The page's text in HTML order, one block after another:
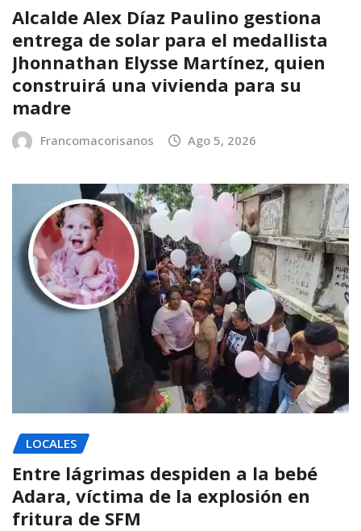
Alcalde Alex Díaz Paulino gestiona
entrega de solar para el medallista
Jhonnathan Elysse Martínez, quien
construirá una vivienda para su
madre
Francomacorisanos Ago 5, 2026
LOCALES
Entre lágrimas despiden a la bebé
Adara, víctima de la explosión en
fritura de SFM